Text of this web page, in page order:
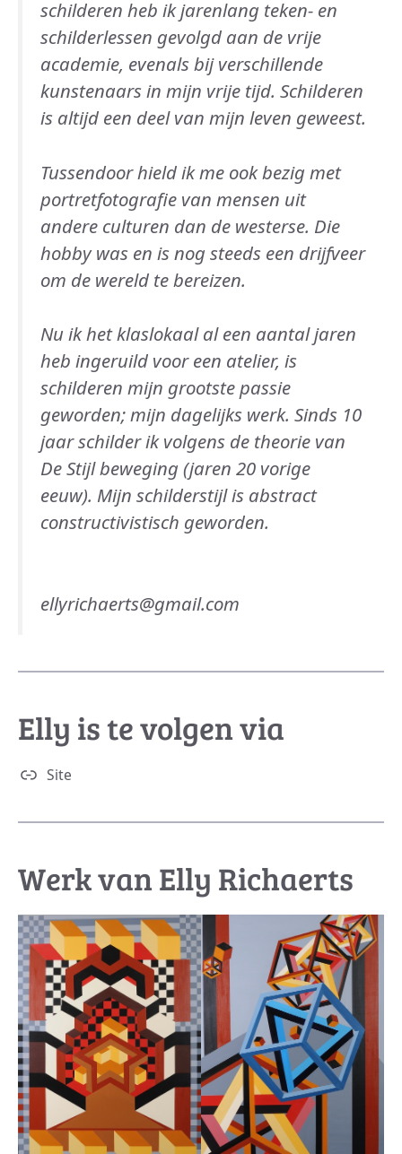
schilderen heb ik jarenlang teken- en
schilderlessen gevolgd aan de vrije
academie, evenals bij verschillende
kunstenaars in mijn vrije tijd. Schilderen
is altijd een deel van mijn leven geweest.
Tussendoor hield ik me ook bezig met
portretfotografie van mensen uit
andere culturen dan de westerse. Die
hobby was en is nog steeds een drijfveer
om de wereld te bereizen.
Nu ik het klaslokaal al een aantal jaren
heb ingeruild voor een atelier, is
schilderen mijn grootste passie
geworden; mijn dagelijks werk. Sinds 10
jaar schilder ik volgens de theorie van
De Stijl beweging (jaren 20 vorige
eeuw). Mijn schilderstijl is abstract
constructivistisch geworden.
ellyrichaerts@gmail.com
Elly is te volgen via
Site
Werk van Elly Richaerts